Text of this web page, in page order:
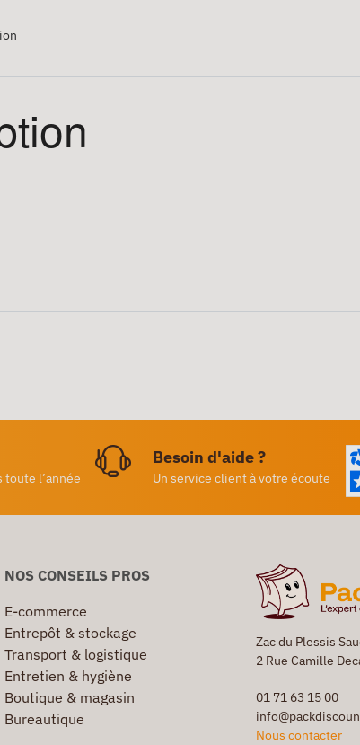
toute l’année
Besoin d'aide ?
Un service client à votre écoute
Zac du Plessis
2 Rue Camille
01 71 63 15 00
Nous contacter
NOS CONSEILS PROS
E-commerce
Entrepôt & stockage
Transport & logistique
Entretien & hygiène
Boutique & magasin
Bureautique